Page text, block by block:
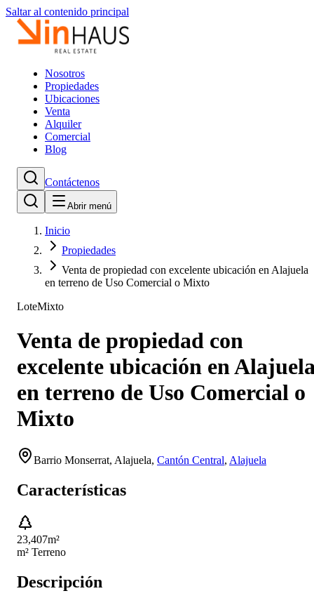
Saltar al contenido principal
Nosotros
Propiedades
Ubicaciones
Venta
Alquiler
Comercial
Blog
Contáctenos
Abrir menú
Inicio
Propiedades
Venta de propiedad con excelente ubicación en Alajuela
en terreno de Uso Comercial o Mixto
LoteMixto
Venta de propiedad con
excelente ubicación en
en terreno de Uso Comercial o
Mixto
Barrio Monserrat, Alajuela, Cantón Central, Alajuela
Características
23,407m²
m² Terreno
Descripción